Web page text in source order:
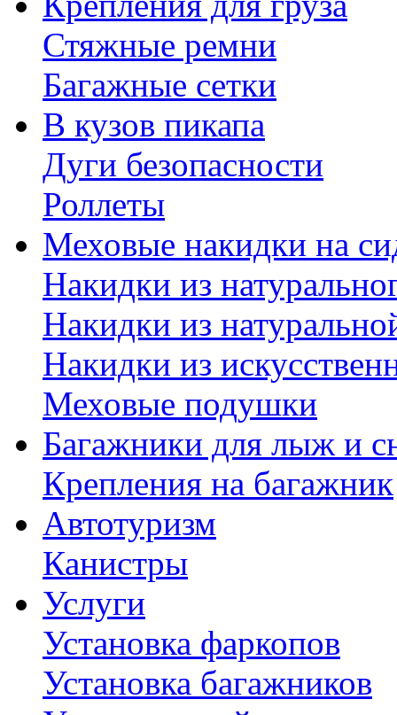
Стяжные ремни
Багажные сетки
В кузов пикапа
Дуги безопасности
Роллеты
Меховые накидки на
Накидки из
Накидки из
Накидки из
Меховые подушки
Багажники для лыж и
Крепления на багажник
Автотуризм
Канистры
Услуги
Установка фаркопов
Установка багажников